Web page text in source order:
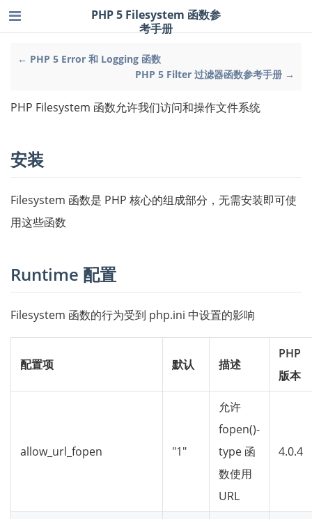
← PHP 5 Error 和 Logging 函数
PHP 5 Filter 过滤器函数参考手册 →
PHP 5 Filesystem 函数参
考手册
PHP Filesystem 函数允许我们访问和操作文件系统
安装
Filesystem 函数是 PHP 核心的组成部分，无需安装即可使
用这些函数
Runtime 配置
Filesystem 函数的行为受到 php.ini 中设置的影响
配置项 默认 描述
PHP
版本
allow_url_fopen "1"
允许
fopen()-
type 函
数使用
URL
4.0.4